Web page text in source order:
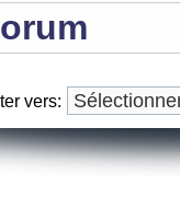
vers: